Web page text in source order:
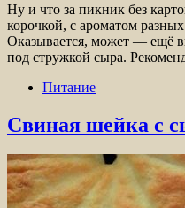
Ну и что за пикник без
корочкой, с ароматом
Оказывается, может — ещё
под стружкой сыра.
Питание
Свиная шейка с